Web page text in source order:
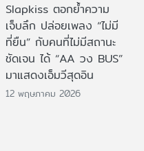
Slapkiss ตอกย้ำความ
เจ็บลึก ปล่อยเพลง “ไม่มี
ที่ยืน” กับคนที่ไม่มีสถานะ
ชัดเจน ได้ “AA วง BUS”
มาแสดงเอ็มวีสุดอิน
12 พฤษภาคม 2026